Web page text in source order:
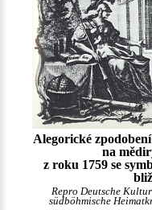
Alegorické
na
z roku 1759 se
Repro Deutsche
südböhmische